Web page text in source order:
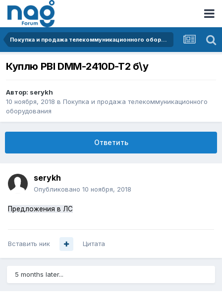
Покупка и продажа телекоммуникационного оборудования
Куплю PBI DMM-2410D-T2 б\у
Автор: serykh
10 ноября, 2018 в Покупка и продажа телекоммуникационного
оборудования
Ответить
serykh
Опубликовано 10 ноября, 2018
Предложения в ЛС
Вставить ник Цитата
5 months later...